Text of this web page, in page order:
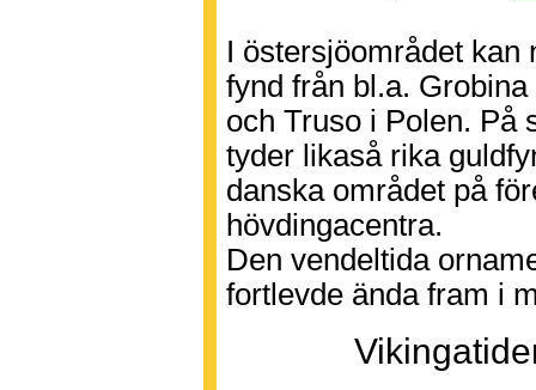
I östersjöområdet kan
fynd från bl.a.
och Truso i Polen. På
tyder likaså rika
danska området på
hövdingacentra.
Den vendeltida
fortlevde ända fram i